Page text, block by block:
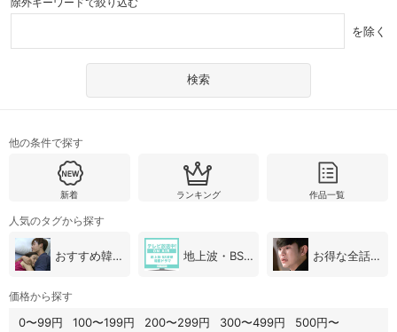
を除く
他の条件で探す
新着 ランキング 作品一覧
人気のタグから探す
おすすめ韓国ドラマ 地上波・BS放送（韓国ドラマ） お得な全話パック
価格から探す
0〜99円 100〜199円 200〜299円 300〜499円 500円〜